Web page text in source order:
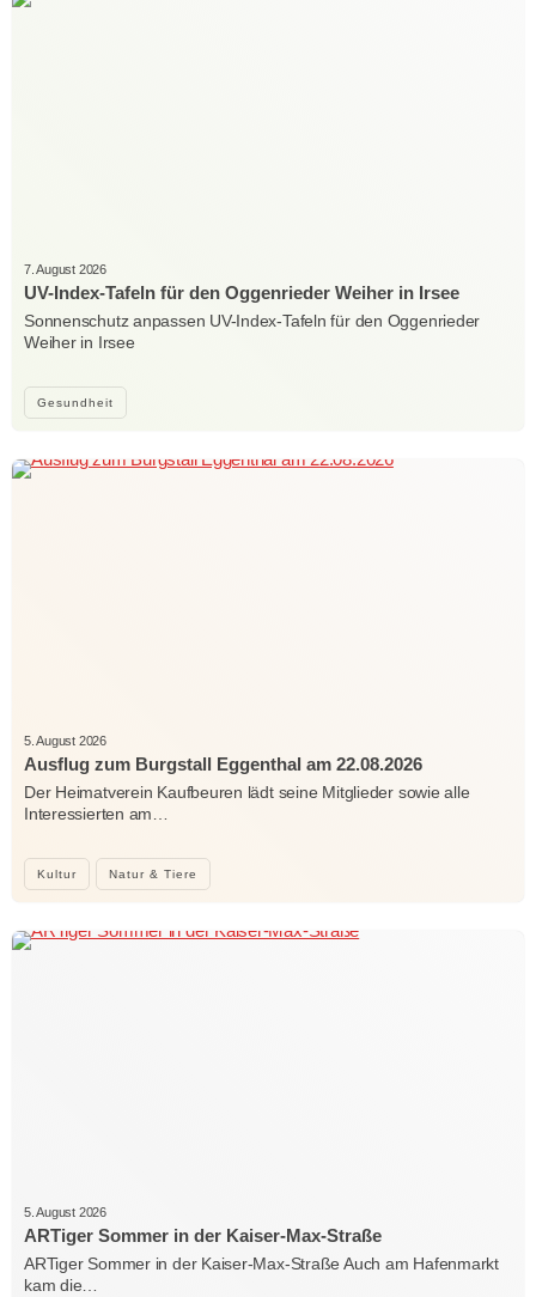
Gesundheit
7. August 2026
UV-Index-Tafeln für den Oggenrieder Weiher in Irsee
Sonnenschutz anpassen UV-Index-Tafeln für den Oggenrieder
Weiher in Irsee
Kultur Natur & Tiere
5. August 2026
Ausflug zum Burgstall Eggenthal am 22.08.2026
Der Heimatverein Kaufbeuren lädt seine Mitglieder sowie alle
Interessierten am…
5. August 2026
ARTiger Sommer in der Kaiser-Max-Straße
ARTiger Sommer in der Kaiser-Max-Straße Auch am Hafenmarkt
kam die…